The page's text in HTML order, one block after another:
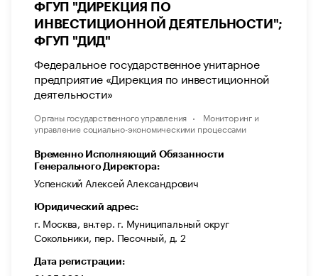
ФГУП "ДИРЕКЦИЯ ПО
ИНВЕСТИЦИОННОЙ ДЕЯТЕЛЬНОСТИ";
ФГУП "ДИД"
Федеральное государственное унитарное
предприятие «Дирекция по инвестиционной
деятельности»
Органы государственного управления
Мониторинг и
управление социально-экономическими процессами
Временно Исполняющий Обязанности
Генерального Директора:
Успенский Алексей Александрович
Юридический адрес:
г. Москва, вн.тер. г. Муниципальный округ
Сокольники, пер. Песочный, д. 2
Дата регистрации: